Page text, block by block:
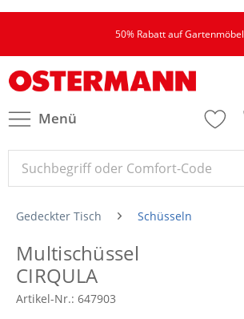
50% Rabatt auf Gartenmöbel
Menü
Gedeckter Tisch Schüsseln
Multischüssel
CIRQULA
Artikel-Nr.: 647903